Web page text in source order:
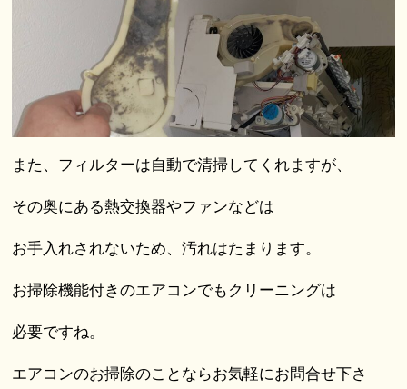
また、フィルターは自動で清掃してくれますが、
その奥にある熱交換器やファンなどは
お手入れされないため、汚れはたまります。
お掃除機能付きのエアコンでもクリーニングは
必要ですね。
エアコンのお掃除のことならお気軽にお問合せ下さ